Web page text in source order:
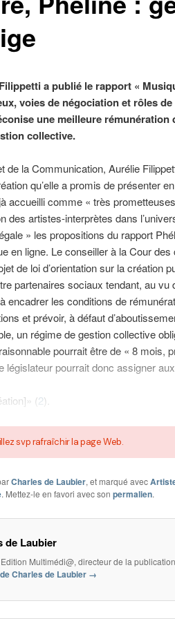
a publié le rapport «
voies de négociation et rôles
une meilleure rémunération
collective.
de la Communication, Aurélie
qu’elle a promis de présenter
accueilli comme « très
des artistes-interprètes dans
» les propositions du rapport
en ligne. Le conseiller à la Cour des
de loi d’orientation sur la création
partenaires sociaux tendant, au vu
encadrer les conditions de
et prévoir, à défaut
un régime de gestion collective
pourrait être de « 8 mois,
législateur pourrait donc assigner
(2).
svp rafraîchir la page Web.
Charles de Laubier, et marqué avec
. Mettez-le en favori avec son permalien.
de Laubier
Multimédi@, directeur de la
Charles de Laubier →